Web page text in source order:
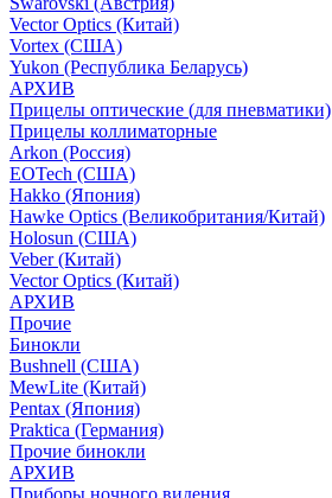
Vector Optics (Китай)
Vortex (США)
Yukon (Республика Беларусь)
АРХИВ
Прицелы оптические (для пневматики)
Прицелы коллиматорные
Arkon (Россия)
EOTech (США)
Hakko (Япония)
Hawke Optics (Великобритания/Китай)
Holosun (США)
Veber (Китай)
Vector Optics (Китай)
АРХИВ
Прочие
Бинокли
Bushnell (США)
MewLite (Китай)
Pentax (Япония)
Praktica (Германия)
Прочие бинокли
АРХИВ
Приборы ночного видения